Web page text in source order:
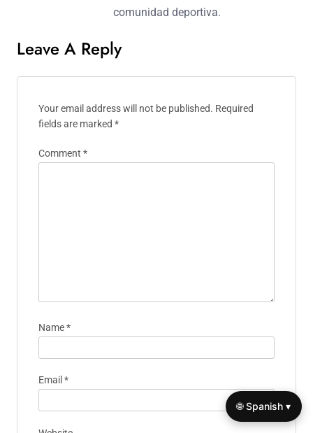
comunidad deportiva.
Leave A Reply
Your email address will not be published. Required
fields are marked *
Comment *
Name*
Email *
🌐 Spanish ▾